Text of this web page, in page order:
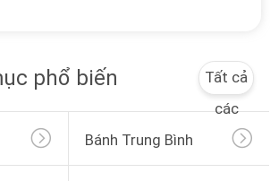
phổ biến
Tất cả
các
Bánh Trung Bình